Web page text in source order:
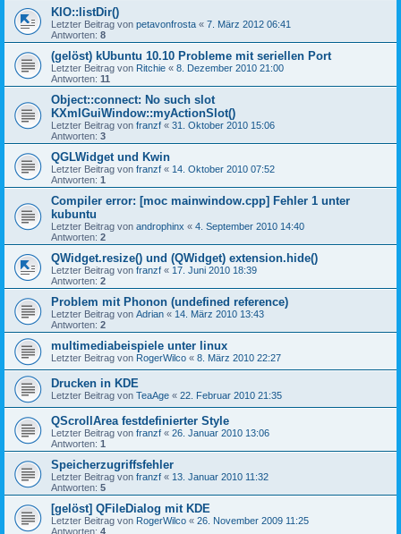
KIO::listDir()
Letzter Beitrag von petavonfrosta « 7. März 2012 06:41
Antworten: 8
(gelöst) kUbuntu 10.10 Probleme mit seriellen Port
Letzter Beitrag von Ritchie « 8. Dezember 2010 21:00
Antworten: 11
Object::connect: No such slot
KXmlGuiWindow::myActionSlot()
Letzter Beitrag von franzf « 31. Oktober 2010 15:06
Antworten: 3
QGLWidget und Kwin
Letzter Beitrag von franzf « 14. Oktober 2010 07:52
Antworten: 1
Compiler error: [moc mainwindow.cpp] Fehler 1 unter
kubuntu
Letzter Beitrag von androphinx « 4. September 2010 14:40
Antworten: 2
QWidget.resize() und (QWidget) extension.hide()
Letzter Beitrag von franzf « 17. Juni 2010 18:39
Antworten: 2
Problem mit Phonon (undefined reference)
Letzter Beitrag von Adrian « 14. März 2010 13:43
Antworten: 2
multimediabeispiele unter linux
Letzter Beitrag von RogerWilco « 8. März 2010 22:27
Drucken in KDE
Letzter Beitrag von TeaAge « 22. Februar 2010 21:35
QScrollArea festdefinierter Style
Letzter Beitrag von franzf « 26. Januar 2010 13:06
Antworten: 1
Speicherzugriffsfehler
Letzter Beitrag von franzf « 13. Januar 2010 11:32
Antworten: 5
[gelöst] QFileDialog mit KDE
Letzter Beitrag von RogerWilco « 26. November 2009 11:25
Antworten: 4